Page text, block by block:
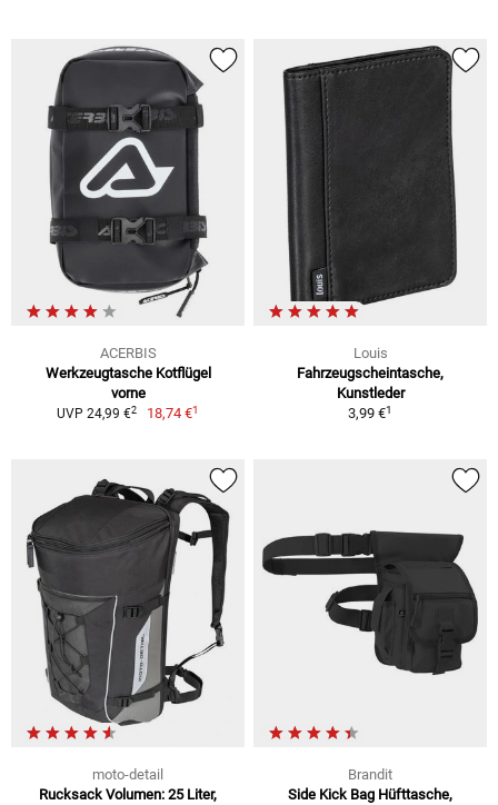
ACERBIS
Werkzeugtasche Kotflügel
vorne
UVP 24,99 €2 18,74 €1
Louis
Fahrzeugscheintasche,
Kunstleder
3,99 €1
moto-detail
Rucksack Volumen: 25 Liter,
Brandit
Side Kick Bag Hüfttasche,